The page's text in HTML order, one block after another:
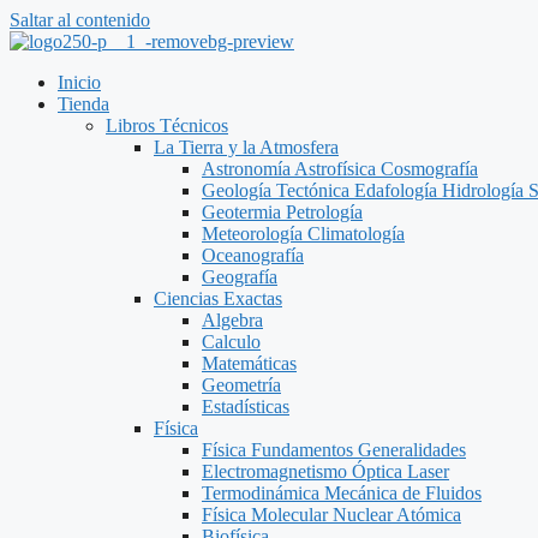
Saltar al contenido
Inicio
Tienda
Libros Técnicos
La Tierra y la Atmosfera
Astronomía Astrofísica Cosmografía
Geología Tectónica Edafología Hidrología
Geotermia Petrología
Meteorología Climatología
Oceanografía
Geografía
Ciencias Exactas
Algebra
Calculo
Matemáticas
Geometría
Estadísticas
Física
Física Fundamentos Generalidades
Electromagnetismo Óptica Laser
Termodinámica Mecánica de Fluidos
Física Molecular Nuclear Atómica